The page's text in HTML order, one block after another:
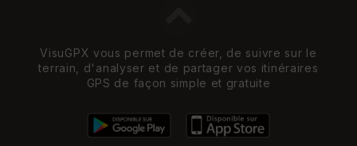
VisuGPX vous permet de créer, de suivre sur le
terrain, d'analyser et de partager vos itinéraires
GPS de façon simple et gratuite